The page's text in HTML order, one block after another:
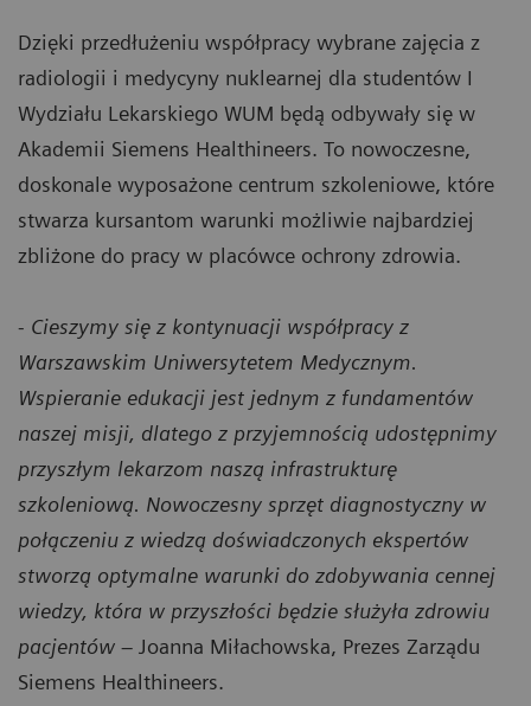
Dzięki przedłużeniu współpracy wybrane zajęcia z
radiologii i medycyny nuklearnej dla studentów I
Wydziału Lekarskiego WUM będą odbywały się w
Akademii Siemens Healthineers. To nowoczesne,
doskonale wyposażone centrum szkoleniowe, które
stwarza kursantom warunki możliwie najbardziej
zbliżone do pracy w placówce ochrony zdrowia.
- Cieszymy się z kontynuacji współpracy z
Warszawskim Uniwersytetem Medycznym.
Wspieranie edukacji jest jednym z fundamentów
naszej misji, dlatego z przyjemnością udostępnimy
przyszłym lekarzom naszą infrastrukturę
szkoleniową. Nowoczesny sprzęt diagnostyczny w
połączeniu z wiedzą doświadczonych ekspertów
stworzą optymalne warunki do zdobywania cennej
wiedzy, która w przyszłości będzie służyła zdrowiu
pacjentów – Joanna Miłachowska, Prezes Zarządu
Siemens Healthineers.